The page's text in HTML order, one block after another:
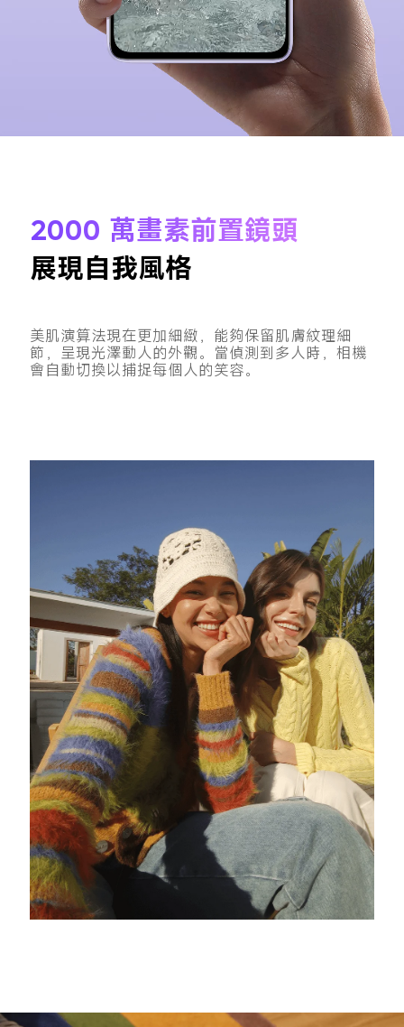
2000 萬畫素前置鏡頭
展現自我風格
美肌演算法現在更加細緻，能夠保留肌膚紋理細
節，呈現光澤動人的外觀。當偵測到多人時，相機
會自動切換以捕捉每個人的笑容。